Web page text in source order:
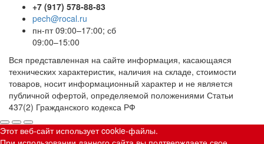
+7 (917) 578-88-83
pech@rocal.ru
пн-пт 09:00–17:00; сб
09:00–15:00
Вся представленная на сайте информация, касающаяся
технических характеристик, наличия на складе, стоимости
товаров, носит информационный характер и не является
публичной офертой, определяемой положениями Статьи
437(2) Гражданского кодекса РФ
Этот веб-сайт использует cookie-файлы.